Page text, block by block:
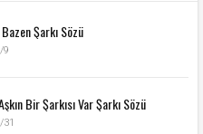
Şarkı Sözü
9
Bir Şarkısı Var Şarkı Sözü